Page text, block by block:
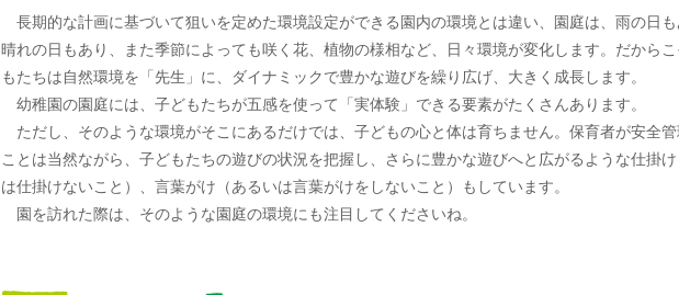
長期的な計画に基づいて狙いを定めた環境設定ができる園内の環境とは違い、園庭は、雨の日
晴れの日もあり、また季節によっても咲く花、植物の様相など、日々環境が変化します。だから
もたちは自然環境を「先生」に、ダイナミックで豊かな遊びを繰り広げ、大きく成長します。
幼稚園の園庭には、子どもたちが五感を使って「実体験」できる要素がたくさんあります。
ただし、そのような環境がそこにあるだけでは、子どもの心と体は育ちません。保育者が安全
ことは当然ながら、子どもたちの遊びの状況を把握し、さらに豊かな遊びへと広がるような仕掛
は仕掛けないこと）、言葉がけ（あるいは言葉がけをしないこと）もしています。
園を訪れた際は、そのような園庭の環境にも注目してくださいね。